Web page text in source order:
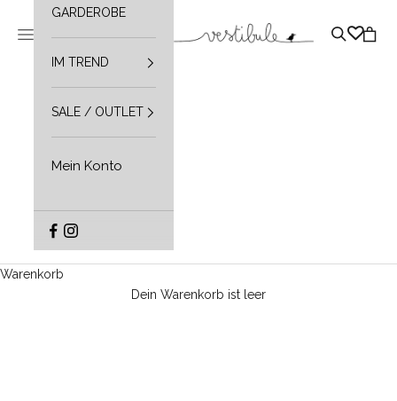
Vestibule
Navigationsmenü öffnen Suche
GARDEROBE
IM TREND
SALE / OUTLET
Mein Konto
Warenkorb
Dein Warenkorb ist leer